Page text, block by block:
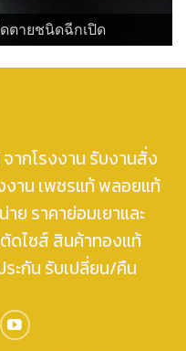
ตายชนิดฉีกเปิด
ากโรงงาน รับงานสั่ง
งาน เพชรแท้ พลอยแท้
ราคาย่อมเยาและ
ดไซส์ สินค้าทองแท้
ะกัน รับเปลี่ยน/คืน